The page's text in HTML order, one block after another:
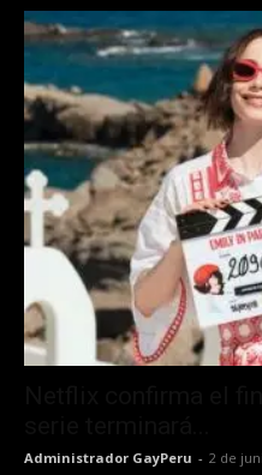
Administrador GayPeru - 2 de